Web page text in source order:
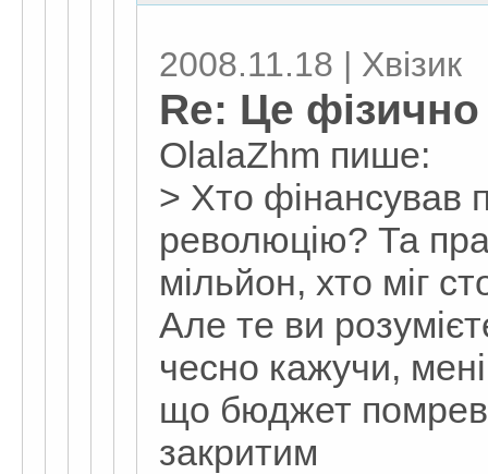
2008.11.18 | Хвізик
Re: Це
OlalaZhm пише:
> Хто фінансував
революцію? Та
мільйон, хто міг
Але те ви
чесно кажучи,
що бюджет помрев
закритим